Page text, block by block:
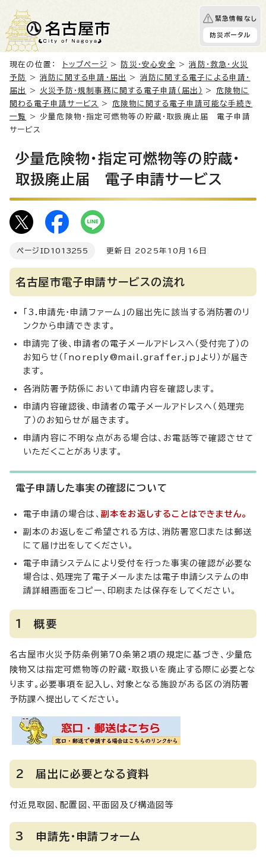
緊急情報なし
防災ポータル
現在の位置： トップページ > 防災・安心安全 >消防・救急・火災
予防
>消防に関する申請・届出 > 消防に関する電子による申請・
届出
> 火災予防・規制事務に関する電子申請（届出） > 危険物に
関わる電子申請サービス
> 危険物に関する電子申請可能な手続き
一覧
> 少量危険物・指定可燃物等の貯蔵・取扱廃止届 電子申請
サービス
少量危険物・指定可燃物等の貯蔵・
取扱廃止届 電子申請サービス
ページID 1013255 更新日 2025年10月16日
名古屋市電子申請サービスの流れ
「3.申請先・申請ファーム」の届出先に該当する消防署のリ
ンクから申請できます。
申請完了後、申請者の電子メールアドレスへ（受付完了）の
お知らせ（「noreply@mail.graffer.jp」より）が届き
ます。
各消防署予防係において申請内容を確認します。
申請内容確認後、申請者の電子メールアドレスへ（処理完
了）のお知らせが届きます。
申請内容に不明な点がある場合は、お電話等で確認させて
いただくことがあります。
電子申請した事実の確認について
電子申請の場合は、 副本をお返しすることはできません。
副本のお返しをご希望される方は、消防署窓口または郵送
にて届け出をしてください。
電子申請システムにより受付を行った事実の確認が必要な
場合は、処理完了電子メールまたは電子申請システムの申
請詳細画面をコピー、印刷または保存をしてください。
1 概要
名古屋市火災予防条例第70条第2項の規定に基づき、少量危
険物又は指定可燃物等の貯蔵・取扱いを廃止する際に必要とな
ります。必要事項を記入し、対象となる施設がある区の消防署
予防課へ提出してください。
2 届出に必要となる資料
付近見取図、配置図、平面図及び構造図等
3 申請先・申請フォーム